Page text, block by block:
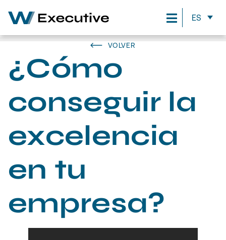
ES
VOLVER
¿Cómo
conseguir la
excelencia
en tu
empresa?